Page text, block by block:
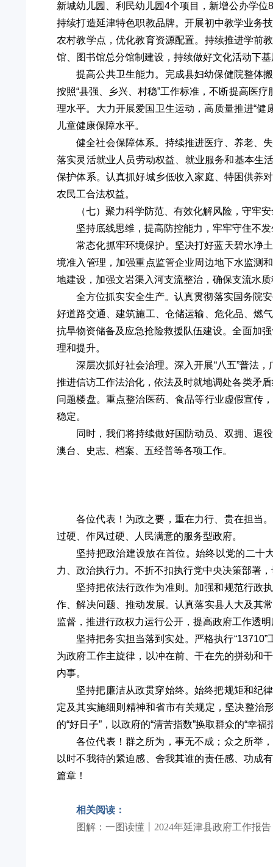
新城幼儿园、利民幼儿园4个项目，新增公办学
持续打造延津特色职教品牌。开展初中教学业务
农村教学点，优化教育资源配置。持续推进学前
馆、图书馆总分馆制建设，持续做好文化活动下
提高公共卫生能力。完成县妇幼保健院整体
按照“县强、乡兴、村稳”工作标准，不断提高医
理水平。大力开展爱国卫生运动，高质量推进“健
儿童健康保障水平。
健全社会保障体系。持续推进医疗、养老、
落实灵活就业人员劳动权益、就业服务和基本生
保护体系。认真抓好城乡低收入家庭、特困供养
农民工合法权益。
（七）聚力科学防范、有效化解风险，守牢
坚持底线思维，提高防控能力，牢牢守住不
常态化抓牢环境保护。坚决打好蓝天碧水净
境准入管理，加强重点监管企业周边地下水监测
地建设，加强文岩渠入河支流整治，确保支流水
全方位抓实安全生产。认真贯彻落实国务院
好道路交通、建筑施工、仓储运输、危化品、燃
抗旱物资储备及应急抢险救援队伍建设。全面加
理和提升。
深层次抓好社会治理。深入开展“八五”普法
推进信访工作法治化，依法及时就地调处各类矛
问题楼盘。重点整治医药、食品等行业虚假宣传
稳定。
同时，我们将持续做好国防动员、双拥、退
澳台、史志、档案、五经普等各项工作。
各位代表！为政之要，重在力行、贵在担当
过硬、作风过硬、人民满意的服务型政府。
坚持把政治建设放在首位。始终以党的二十
力、政治执行力。不折不扣执行党中央决策部署
坚持把依法行政作为准则。加强和规范行政
作、解决问题、推动发展。认真落实县人大及其
监督，推进行政权力运行公开，提高政府工作透
坚持把务实担当落到实处。严格执行
为政府工作主旋律，以冲在前、干在先的拼劲和
内事。
坚持把廉洁从政贯穿始终。始终把规矩和纪
定及其实施细则精神和省市有关规定，坚决整治
的“好日子”，以政府的“清苦指数”换取群众的“幸福
各位代表！群之所为，事无不成；众之所举
以时不我待的紧迫感、舍我其谁的责任感、功成
篇章！
相关阅读：
图解：一图读懂丨2024年延津县政府工作报告